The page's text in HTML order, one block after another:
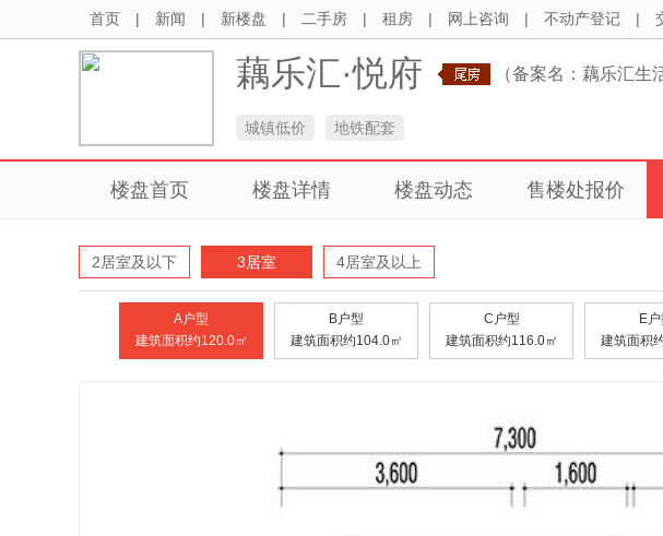
首页 | 新闻 | 新楼盘 | 二手房 | 租房 | 网上咨询 | 不动产登记 |
藕乐汇·悦府 （备案名：藕乐汇生
城镇低价 地铁配套
楼盘首页 楼盘详情 楼盘动态 售楼处报价
2居室及以下 3居室 4居室及以上
A户型
建筑面积约120.0㎡
B户型
建筑面积约104.0㎡
C户型
建筑面积约116.0㎡
E
建筑面积